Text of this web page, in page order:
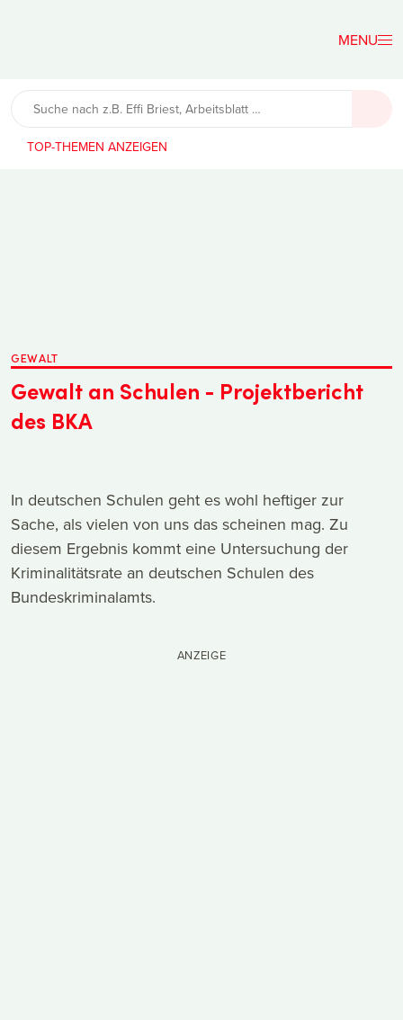
Lehrerfreund
TOP-THEMEN
GEWALT
Gewalt an Schulen - Projektbericht
des BKA
In deutschen Schulen geht es wohl heftiger zur
Sache, als vielen von uns das scheinen mag. Zu
diesem Ergebnis kommt eine Untersuchung der
Kriminalitätsrate an deutschen Schulen des
Bundeskriminalamts.
ANZEIGE